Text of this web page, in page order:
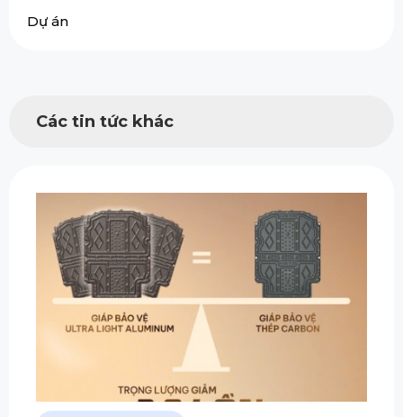
Dự án
Các tin tức khác